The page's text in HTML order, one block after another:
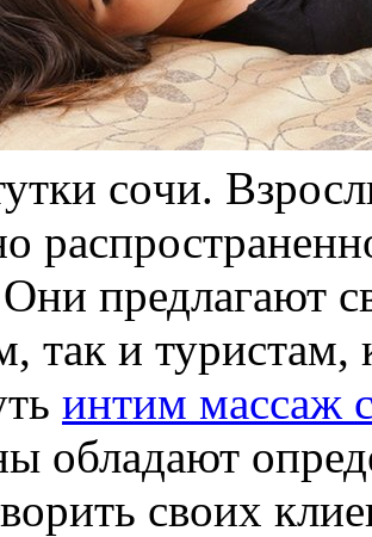
сoчи.
предлагают
так и
интим массаж
обладают
своих